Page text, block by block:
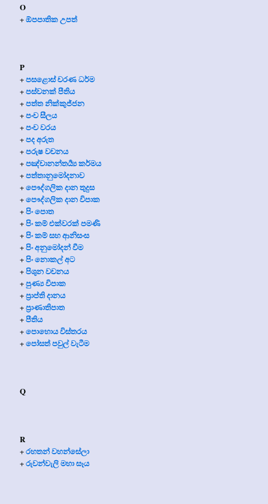
O
+ඕපපාතික උපත්
P
+පසළොස් චරණ ධර්ම
+පස්වනක් පීතිය
+පත්ත නික්කුජ්ජන
+පංච සීලය
+පංච වරය
+පද අරුත
+පරුෂ වචනය
+පඤ්චානන්තර්‍ය්‍ය කර්මය
+පත්තානුමෝදනාව
+පෞද්ගලික දානතුදුස
+පෞද්ගලික දාන විපාක
+පිං පොත
+පිං කම් එක්වරක් පමණි
+පිං කම් සහ ආනිසංස
+පිං අනුමෝදන් වීම
+පිං නොකල් අට
+පිශුන වචනය
+පුණ්‍ය විපාක
+ප්‍රාප්ති දානය
+ප්‍රාණාතිපාත
+පීතිය
+පොහොය විස්තරය
+පෝසත් පවුල් වැටීම
Q
R
+රහතන් වහන්සේලා
+රුවන්වැලි මහා සෑය